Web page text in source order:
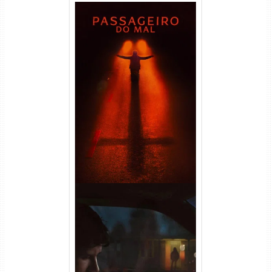
Passageiro do Mal Torrent
(2026) WEB-DL 1080p Dual
Áudio
Obsessão Torrent (2026)